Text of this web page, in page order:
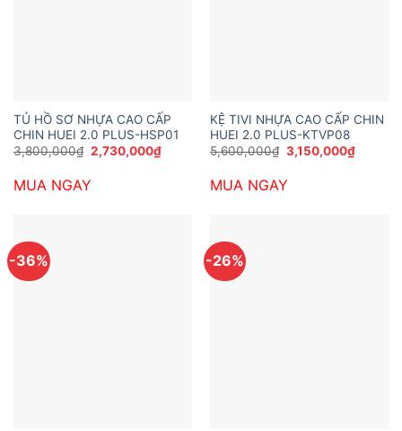
TỦ HỒ SƠ NHỰA CAO CẤP
CHIN HUEI 2.0 PLUS-HSP01
3,800,000₫ Giá
gốc
3,800,000₫.
2,730,000₫Giá
hiện
MUA NGAY
KỆ TIVI NHỰA CAO CẤP CHIN
HUEI 2.0 PLUS-KTVP08
5,600,000₫ Giá
gốc
5,600,000₫.
3,150,000₫Giá
hiện
MUA NGAY
-36% -26%